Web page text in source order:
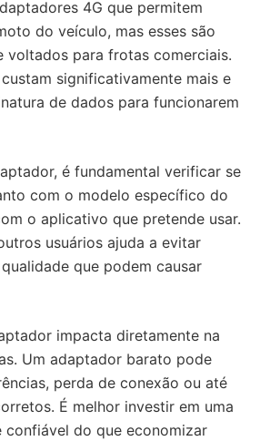
4G que permitem
do veículo, mas esses são
voltados para frotas comerciais.
significativamente mais e
de dados para funcionarem
é fundamental verificar se
com o modelo específico do
o aplicativo que pretende usar.
usuários ajuda a evitar
que podem causar
impacta diretamente na
Um adaptador barato pode
perda de conexão ou até
É melhor investir em uma
confiável do que economizar